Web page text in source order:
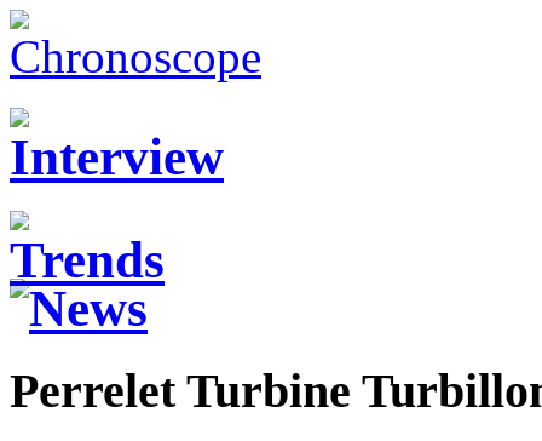
Perrelet Turbine